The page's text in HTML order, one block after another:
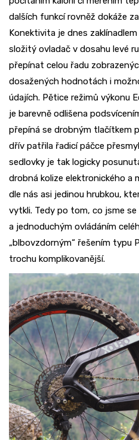
dalších funkcí rovněž dokáže
Konektivita je dnes
složitý ovladač v dosahu levé
přepínat celou řadu
dosažených hodnotách i
údajích. Pětice režimů výkonu
je barevně odlišena
přepíná se drobným tlačítkem
dřív patřila řadicí páčce
sedlovky je tak logicky
drobná kolize elektronického a
dle nás asi jedinou hrubkou,
vytkli. Tedy po tom, co jsme
a jednoduchým ovládáním
„blbovzdorným“ řešením typu
trochu komplikovanější.